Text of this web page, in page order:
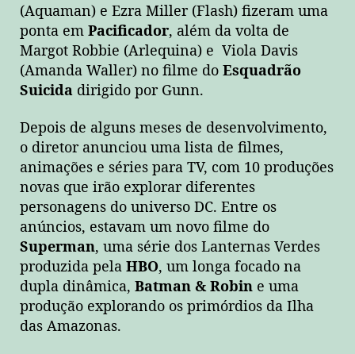
(Aquaman) e Ezra Miller (Flash) fizeram uma
ponta em Pacificador, além da volta de
Margot Robbie (Arlequina) e Viola Davis
(Amanda Waller) no filme do Esquadrão
Suicida dirigido por Gunn.
Depois de alguns meses de desenvolvimento,
o diretor anunciou uma lista de filmes,
animações e séries para TV, com 10 produções
novas que irão explorar diferentes
personagens do universo DC. Entre os
anúncios, estavam um novo filme do
Superman, uma série dos Lanternas Verdes
produzida pela HBO, um longa focado na
dupla dinâmica, Batman & Robin e uma
produção explorando os primórdios da Ilha
das Amazonas.